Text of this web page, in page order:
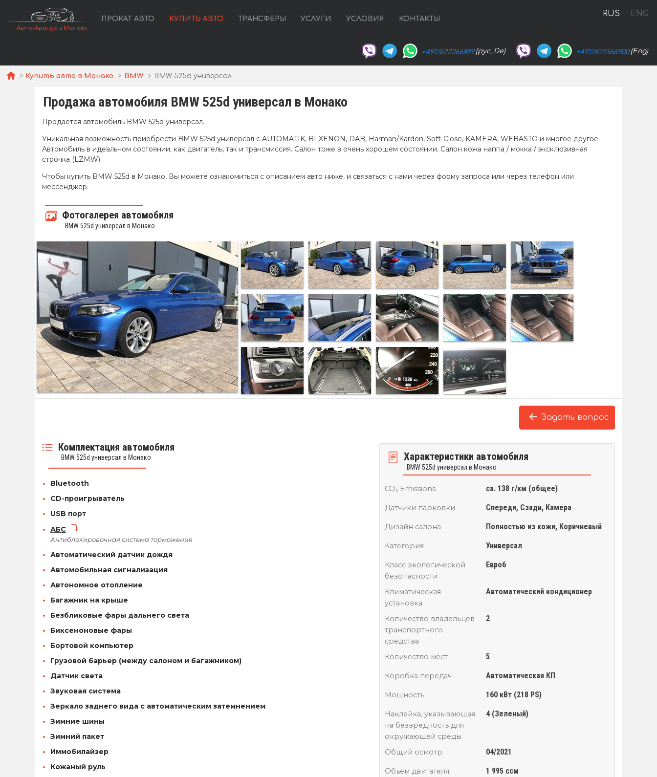
Авто-Аренда в Монако
RUS ENG
ПРОКАТ АВТО КУПИТЬ АВТО ТРАНСФЕРЫ УСЛУГИ УСЛОВИЯ КОНТАКТЫ
+4917622366899 (рус, De) +4917622366900 (Eng)
Купить авто в Монако BMW BMW 525d универсал
Продажа автомобиля BMW 525d универсал в Монако
Продаётся автомобиль BMW 525d универсал.
Уникальная возможность приобрести BMW 525d универсал с AUTOMATIK, BI-XENON, DAB, Harman/Kardon, Soft-Close, KAMERA, WEBASTO и многое другое.
Автомобиль в идеальном состоянии, как двигатель, так и трансмиссия. Салон тоже в очень хорошем состоянии. Салон кожа наппа / мокка / эксклюзивная
строчка (LZMW).
Чтобы купить BMW 525d в Монако, Вы можете ознакомиться с описанием авто ниже, и связаться с нами через форму запроса или через телефон или
мессенджер.
Фотогалерея автомобиля
BMW 525d универсал в Монако
Задать вопрос
Характеристики автомобиля
BMW 525d универсал в Монако
CO₂ Emissions ca. 138 г/км (общее)
Датчики парковки Спереди, Сзади, Камера
Дизайн салона Полностью из кожи, Коричневый
Категория Универсал
Класс экологической
безопасности
Евро6
Климатическая
установка
Автоматический кондиционер
Количество владельцев
транспортного
средства
2
Количество мест 5
Коробка передач Автоматическая КП
Мощность 160 кВт (218 PS)
Наклейка, указывающая
на безвредность для
окружающей среды
4 (Зеленый)
Общий осмотр 04/2021
Объем двигателя 1 995 ссм
Комплектация автомобиля
BMW 525d универсал в Монако
Bluetooth
CD-проигрыватель
USB порт
АБС
Антиблокировочная система торможения
Автоматический датчик дождя
Автомобильная сигнализация
Автономное отопление
Багажник на крыше
Безбликовые фары дальнего света
Биксеноновые фары
Бортовой компьютер
Грузовой барьер (между салоном и багажником)
Датчик света
Звуковая система
Зеркало заднего вида с автоматическим затемнением
Зимние шины
Зимний пакет
Иммобилайзер
Кожаный руль